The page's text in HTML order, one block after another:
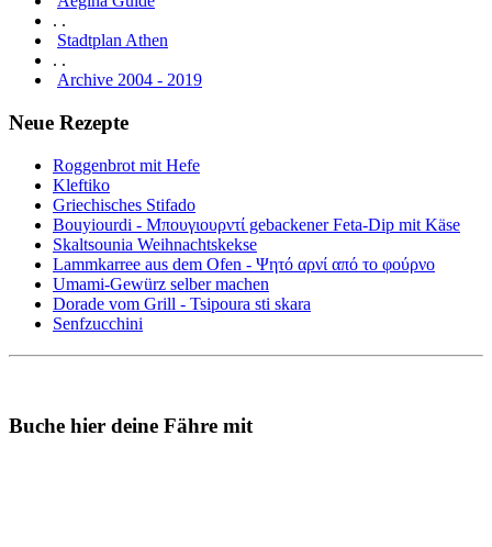
. .
Stadtplan Athen
. .
Archive 2004 - 2019
Neue Rezepte
Roggenbrot mit Hefe
Kleftiko
Griechisches Stifado
Bouyiourdi - Μπουγιουρντί gebackener Feta-Dip mit Käse
Skaltsounia Weihnachtskekse
Lammkarree aus dem Ofen - Ψητό αρνί από το φούρνο
Umami-Gewürz selber machen
Dorade vom Grill - Tsipoura sti skara
Senfzucchini
Buche hier deine Fähre mit